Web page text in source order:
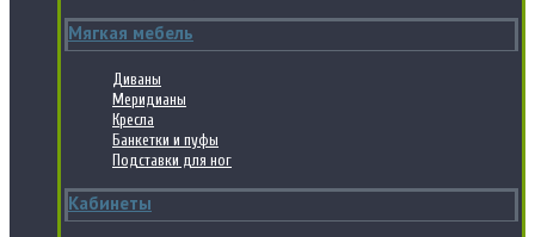
Мягкая мебель
Диваны
Меридианы
Кресла
Банкетки и пуфы
Подставки для ног
Кабинеты